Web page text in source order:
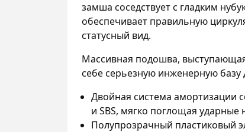
замша соседствует с гладким
обеспечивает правильную
статусный вид.
Массивная подошва,
себе серьезную инженерную
Двойная система амортизации
и SBS, мягко поглощая ударные
Полупрозрачный пластиковый